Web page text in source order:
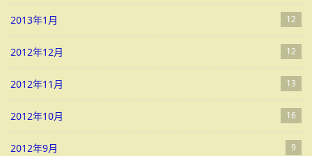
2013年1月 12
2012年12月 12
2012年11月 13
2012年10月 16
2012年9月 9